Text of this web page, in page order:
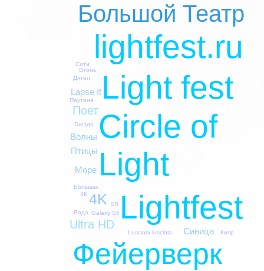
Circle of
Light
Light fest
Lightfest
lightfest.ru
Фейерверк
Большой Театр
4K
Ultra HD
Поет
Синица
Птицы
Волны
Море
Lapse It
Luscinia luscinia
Гнездо
Дятел
Galaxy S5
S5
Большак
4К
Вода
Кипр
Огонь
Паутина
Сити